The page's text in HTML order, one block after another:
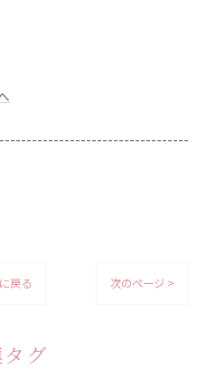
戻る 次のページ >
グ